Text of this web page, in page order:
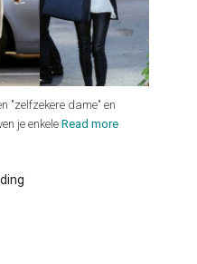
"zelfzekere dame" en
je enkeleRead more